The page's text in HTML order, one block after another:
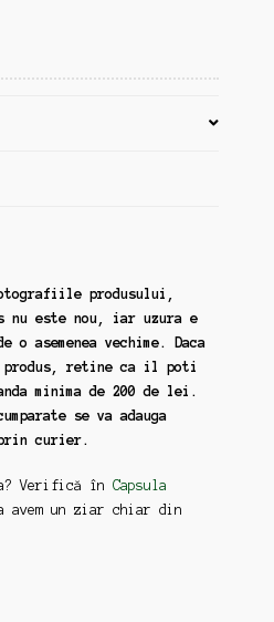
produsului,
nu este nou, iar uzura e
asemenea vechime. Daca
produs, retine ca il poti
minima de 200 de lei.
se va adauga
curier.
Verifică în Capsula
avem un ziar chiar din